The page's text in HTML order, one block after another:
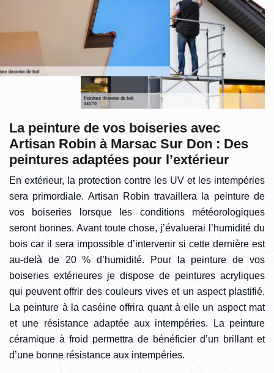
La peinture de vos boiseries avec
Artisan Robin à Marsac Sur Don : Des
peintures adaptées pour l’extérieur
En extérieur, la protection contre les UV et les intempéries
sera primordiale. Artisan Robin travaillera la peinture de
vos boiseries lorsque les conditions météorologiques
seront bonnes. Avant toute chose, j’évaluerai l’humidité du
bois car il sera impossible d’intervenir si cette dernière est
au-delà de 20 % d’humidité. Pour la peinture de vos
boiseries extérieures je dispose de peintures acryliques
qui peuvent offrir des couleurs vives et un aspect plastifié.
La peinture à la caséine offrira quant à elle un aspect mat
et une résistance adaptée aux intempéries. La peinture
céramique à froid permettra de bénéficier d’un brillant et
d’une bonne résistance aux intempéries.